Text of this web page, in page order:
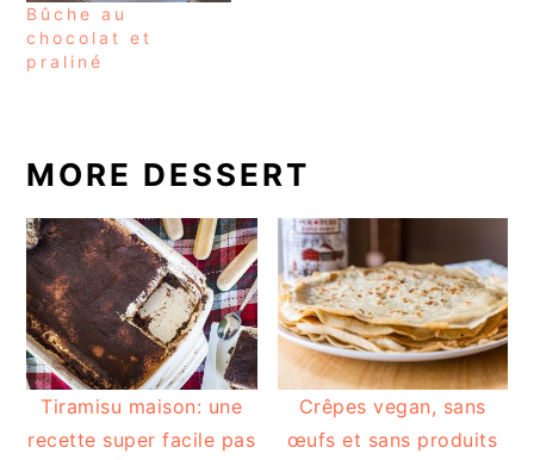
Bûche au
chocolat et
praliné
MORE DESSERT
Tiramisu maison: une
recette super facile pas
Crêpes vegan, sans
œufs et sans produits